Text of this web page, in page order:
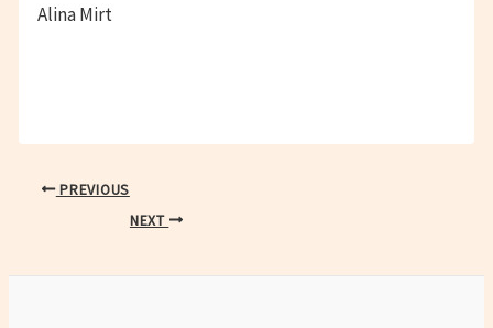
Alina Mirt
PostPREVIOUS
NEXT